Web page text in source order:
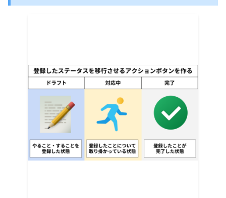
ID(Key値)のShow?のチェックをはず
し、Initial ValueにUNIQUEID()関数を入
力します。
この設定は、
AppSheetにおいて最適設定
の1つです 。ぜひ覚えておきましょう(^^)